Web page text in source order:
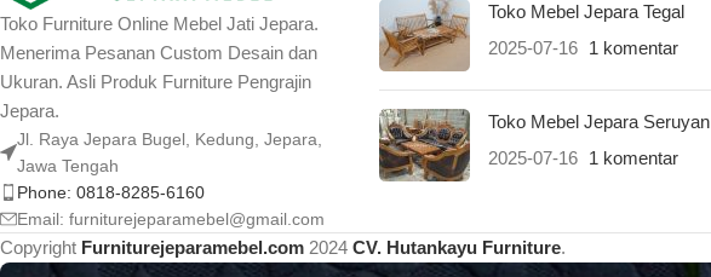
Toko Furniture Online Mebel Jati Jepara.
Menerima Pesanan Custom Desain dan
Ukuran. Asli Produk Furniture Pengrajin
Jepara.
Jl. Raya Jepara Bugel, Kedung, Jepara,
Jawa Tengah
Phone: 0818-8285-6160
Email: furniturejeparamebel@gmail.com
Toko Mebel Jepara Tegal
2025-07-16 1 komentar
Toko Mebel Jepara Seruyan
2025-07-16 1 komentar
Copyright Furniturejeparamebel.com 2024 CV. Hutankayu Furniture.